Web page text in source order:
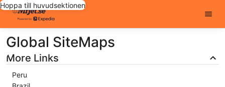
Hoppa till huvudsektionen
Global SiteMaps
More Links
Peru